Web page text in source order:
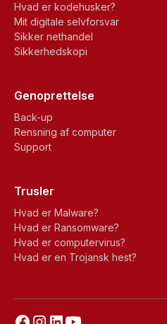
Hvad er kodehusker?
Mit digitale selvforsvar
Sikker nethandel
Sikkerhedskopi
Genoprettelse
Back-up
Rensning af computer
Support
Trusler
Hvad er Malware?
Hvad er Ransomware?
Hvad er computervirus?
Hvad er en Trojansk hest?